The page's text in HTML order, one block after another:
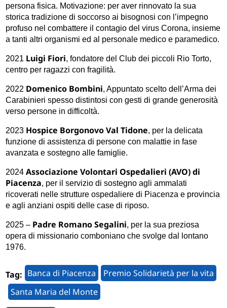
persona fisica. Motivazione: per aver rinnovato la sua
storica tradizione di soccorso ai bisognosi con l’impegno
profuso nel combattere il contagio del virus Corona, insieme
a tanti altri organismi ed al personale medico e paramedico.
2021 Luigi Fiori, fondatore del Club dei piccoli Rio Torto,
centro per ragazzi con fragilità.
2022 Domenico Bombini, Appuntato scelto dell’Arma dei
Carabinieri spesso distintosi con gesti di grande generosità
verso persone in difficoltà.
2023 Hospice Borgonovo Val Tidone, per la delicata
funzione di assistenza di persone con malattie in fase
avanzata e sostegno alle famiglie.
2024Associazione Volontari Ospedalieri (AVO) di
Piacenza, per il servizio di sostegno agli ammalati
ricoverati nelle strutture ospedaliere di Piacenza e provincia
e agli anziani ospiti delle case di riposo.
2025 – Padre Romano Segalini, per la sua preziosa
opera di missionario comboniano che svolge dal lontano
1976.
Tag: Banca di Piacenza
Premio Solidarietà per la vita
Santa Maria del Monte